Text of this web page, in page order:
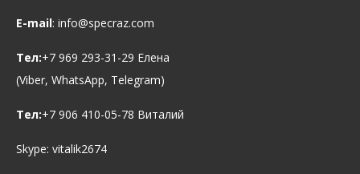
E-mail: info@specraz.com
Тел:+7 969 293-31-29 Елена
(Viber, WhatsApp, Telegram)
Тел:+7 906 410-05-78 Виталий
Skype: vitalik2674